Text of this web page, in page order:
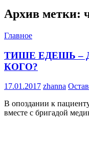
Архив метки:
Главное
ТИШЕ ЕДЕШЬ –
КОГО?
17.01.2017 zhanna
В опоздании к
вместе с бригадой